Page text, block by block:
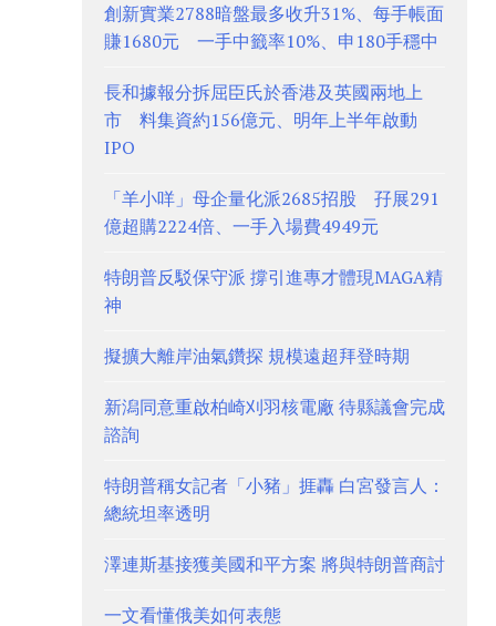
創新實業2788暗盤最多收升31%、每手帳面
賺1680元 一手中籤率10%、申180手穩中
長和據報分拆屈臣氏於香港及英國兩地上
市 料集資約156億元、明年上半年啟動
IPO
「羊小咩」母企量化派2685招股 孖展291
億超購2224倍、一手入場費4949元
特朗普反駁保守派 撐引進專才體現MAGA精
神
擬擴大離岸油氣鑽探 規模遠超拜登時期
新潟同意重啟柏崎刈羽核電廠 待縣議會完成
諮詢
特朗普稱女記者「小豬」捱轟 白宮發言人：
總統坦率透明
澤連斯基接獲美國和平方案 將與特朗普商討
一文看懂俄美如何表態